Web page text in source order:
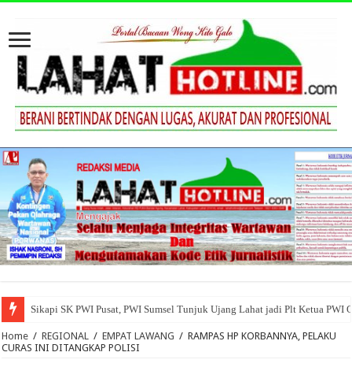
Sikapi SK PWI Pusat, PWI Sumsel Tunjuk Ujang Lahat jadi Plt Ketua PWI
Home / REGIONAL / EMPAT LAWANG / RAMPAS HP KORBANNYA, PELAKU
CURAS INI DITANGKAP POLISI